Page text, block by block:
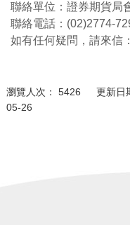
聯絡單位：證券期貨局
聯絡電話：(02)2774-
如有任何疑問，請來信
瀏覽人次： 5426 更新日
05-26